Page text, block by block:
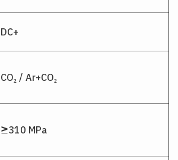
DC+
CO₂ / Ar+CO₂
≥310 MPa